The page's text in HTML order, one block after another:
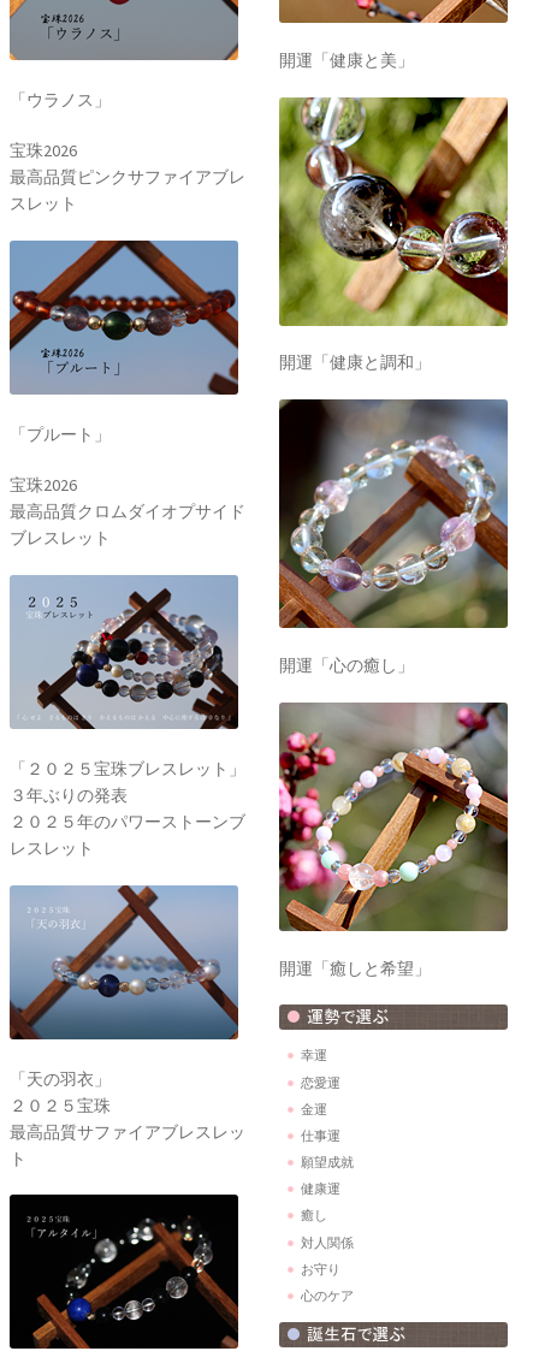
「ウラノス」
宝珠2026
最高品質ピンクサファイアブレ
スレット
「プルート」
宝珠2026
最高品質クロムダイオプサイド
ブレスレット
「２０２５宝珠ブレスレット」
３年ぶりの発表
２０２５年のパワーストーンブ
レスレット
「天の羽衣」
２０２５宝珠
最高品質サファイアブレスレッ
ト
開運「健康と美」
開運「健康と調和」
開運「心の癒し」
開運「癒しと希望」
幸運
恋愛運
金運
仕事運
願望成就
健康運
癒し
対人関係
お守り
心のケア